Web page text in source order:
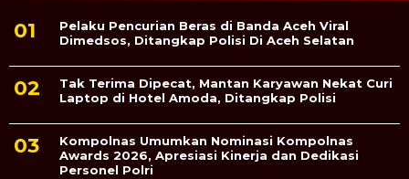
Pelaku Pencurian Beras di Banda Aceh Viral
Dimedsos, Ditangkap Polisi Di Aceh Selatan
Tak Terima Dipecat, Mantan Karyawan Nekat Curi
Laptop di Hotel Amoda, Ditangkap Polisi
Kompolnas Umumkan Nominasi Kompolnas
Awards 2026, Apresiasi Kinerja dan Dedikasi
Personel Polri